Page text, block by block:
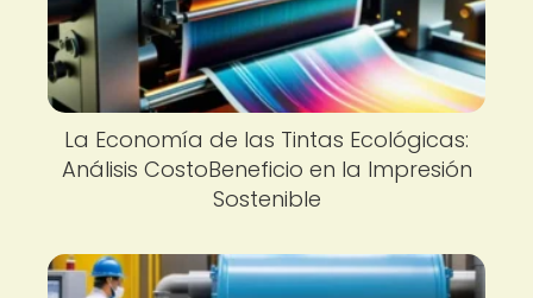
La Economía de las Tintas Ecológicas:
Análisis CostoBeneficio en la Impresión
Sostenible